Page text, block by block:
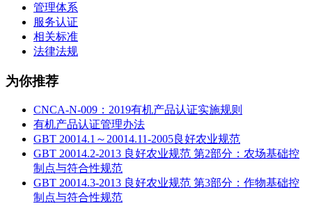
管理体系
服务认证
相关标准
法律法规
为你推荐
CNCA-N-009：2019有机产品认证实施规则
有机产品认证管理办法
GBT 20014.1～20014.11-2005良好农业规范
GBT 20014.2-2013 良好农业规范 第2部分：农场基础控
制点与符合性规范
GBT 20014.3-2013 良好农业规范 第3部分：作物基础控
制点与符合性规范